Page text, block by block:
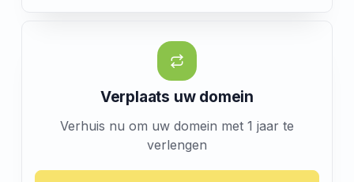
Verplaats uw domein
Verhuis nu om uw domein met 1 jaar te
verlengen